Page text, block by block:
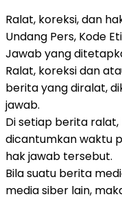
Ralat, koreksi, dan
Undang Pers, Kode
Jawab yang
Ralat, koreksi dan
berita yang diralat,
jawab.
Di setiap berita ralat,
dicantumkan waktu
hak jawab tersebut.
Bila suatu berita
media siber lain,